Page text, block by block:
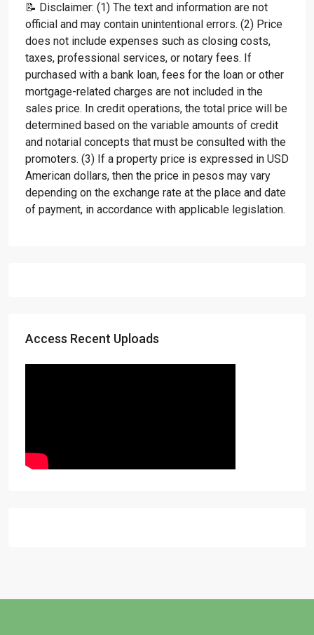
📝 Disclaimer: (1) The text and information are not
official and may contain unintentional errors. (2) Price
does not include expenses such as closing costs,
taxes, professional services, or notary fees. If
purchased with a bank loan, fees for the loan or other
mortgage-related charges are not included in the
sales price. In credit operations, the total price will be
determined based on the variable amounts of credit
and notarial concepts that must be consulted with the
promoters. (3) If a property price is expressed in USD
American dollars, then the price in pesos may vary
depending on the exchange rate at the place and date
of payment, in accordance with applicable legislation.
Access Recent Uploads